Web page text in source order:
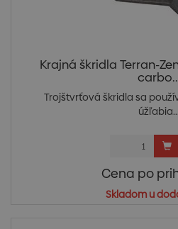
Krajná škridla Terran-
Trojštvrťová škridla sa
úžľabia...
Cena po
Skladom u